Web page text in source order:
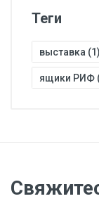
Теги
выставка (1)
ящики РИФ